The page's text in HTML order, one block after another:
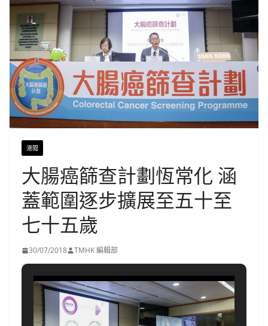
港聞
大腸癌篩查計劃恆常化 涵
蓋範圍逐步擴展至五十至
七十五歲
30/07/2018 TMHK 編輯部